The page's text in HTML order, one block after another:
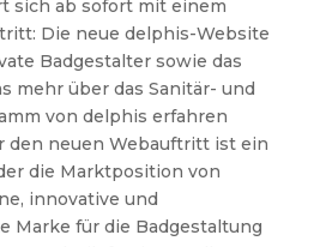
sich ab sofort mit einem
Die neue delphis-Website
Badgestalter sowie das
mehr über das Sanitär- und
von delphis erfahren
den neuen Webauftritt ist ein
die Marktposition von
innovative und
Marke für die Badgestaltung